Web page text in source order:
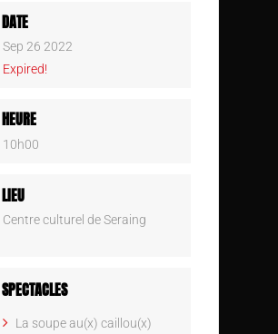
DATE
Sep 26 2022
Expired!
HEURE
10h00
LIEU
Centre culturel de Seraing
SPECTACLES
La soupe au(x) caillou(x)